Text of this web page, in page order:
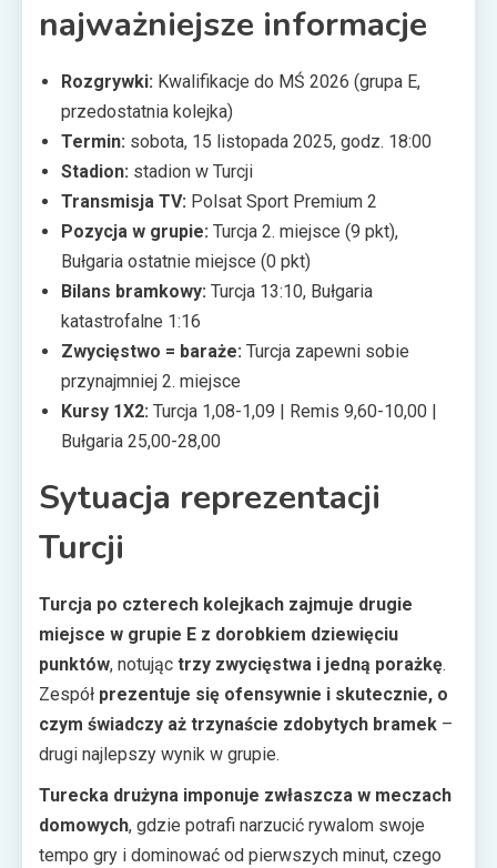
najważniejsze informacje
Rozgrywki: Kwalifikacje do MŚ 2026 (grupa E,
przedostatnia kolejka)
Termin: sobota, 15 listopada 2025, godz. 18:00
Stadion: stadion w Turcji
Transmisja TV: Polsat Sport Premium 2
Pozycja w grupie: Turcja 2. miejsce (9 pkt),
Bułgaria ostatnie miejsce (0 pkt)
Bilans bramkowy: Turcja 13:10, Bułgaria
katastrofalne 1:16
Zwycięstwo = baraże: Turcja zapewni sobie
przynajmniej 2. miejsce
Kursy 1X2: Turcja 1,08-1,09 | Remis 9,60-10,00 |
Bułgaria 25,00-28,00
Sytuacja reprezentacji
Turcji
Turcja po czterech kolejkach zajmuje drugie
miejsce w grupie E z dorobkiem dziewięciu
punktów, notując trzy zwycięstwa i jedną porażkę.
Zespół prezentuje się ofensywnie i skutecznie, o
czym świadczy aż trzynaście zdobytych bramek –
drugi najlepszy wynik w grupie.
Turecka drużyna imponuje zwłaszcza w meczach
domowych, gdzie potrafi narzucić rywalom swoje
tempo gry i dominować od pierwszych minut, czego